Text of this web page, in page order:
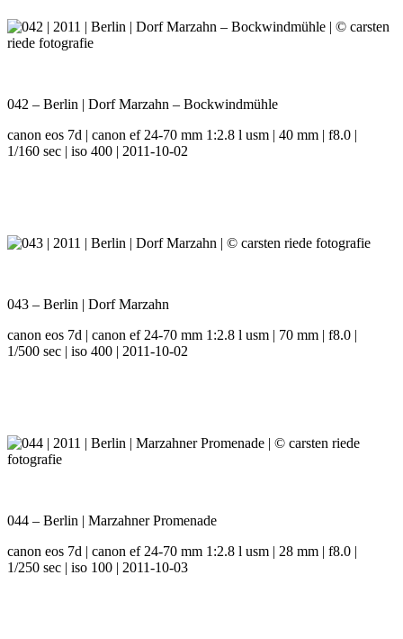
042 – Berlin | Dorf Marzahn – Bockwindmühle
canon eos 7d | canon ef 24-70 mm 1:2.8 l usm | 40 mm | f8.0 |
1/160 sec | iso 400 | 2011-10-02
043 – Berlin | Dorf Marzahn
canon eos 7d | canon ef 24-70 mm 1:2.8 l usm | 70 mm | f8.0 |
1/500 sec | iso 400 | 2011-10-02
044 – Berlin | Marzahner Promenade
canon eos 7d | canon ef 24-70 mm 1:2.8 l usm | 28 mm | f8.0 |
1/250 sec | iso 100 | 2011-10-03